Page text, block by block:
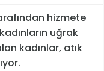
hizmete
uğrak
kadınlar, atık